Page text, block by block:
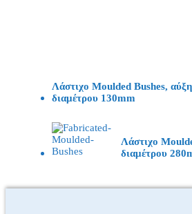
Λάστιχο Moulded Bushes,
διαμέτρου 130mm
Λάστιχο
διαμέτρου